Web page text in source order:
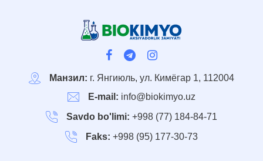
Манзил: г. Янгиюль, ул. Кимёгар 1, 112004
E-mail: info@biokimyo.uz
Savdo bo'limi: +998 (77) 184-84-71
Faks: +998 (95) 177-30-73